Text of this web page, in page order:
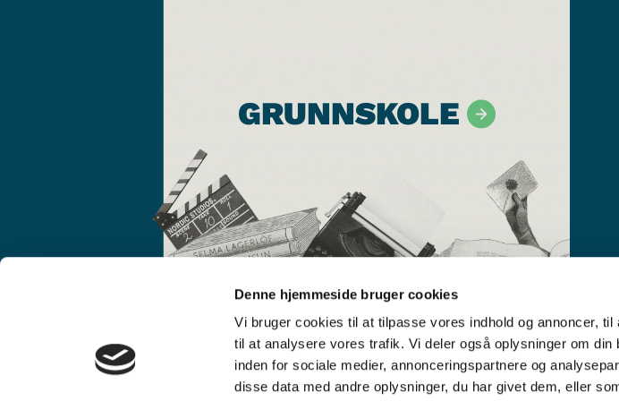
Denne hjemmeside bruger cookies
Vi bruger cookies til at tilpasse vores indhold og annoncer,
til at analysere vores trafik. Vi deler også oplysninger om
inden for sociale medier, annonceringspartnere og
disse data med andre oplysninger, du har givet dem, eller
GRUNNSKOLE